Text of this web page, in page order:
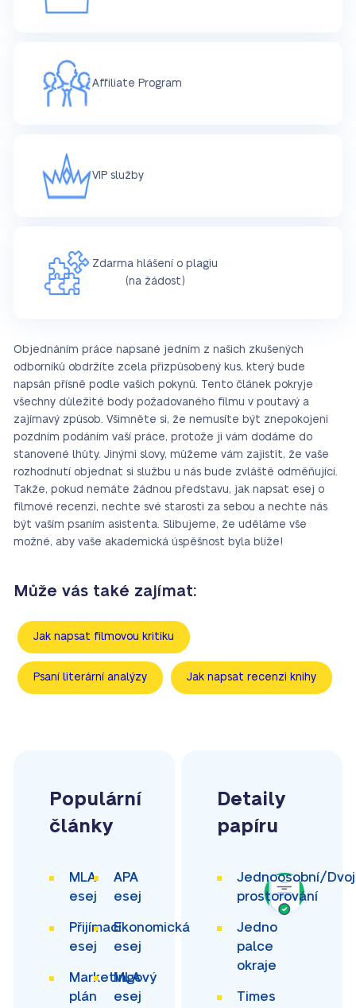
Affiliate Program
VIP služby
Zdarma hlášení o plagiu
(na žádost)
Objednáním práce napsané jedním z našich zkušených
odborníků obdržíte zcela přizpůsobený kus, který bude
napsán přísně podle vašich pokynů. Tento článek pokryje
všechny důležité body požadovaného filmu v poutavý a
zajímavý způsob. Všimněte si, že nemusíte být znepokojeni
pozdním podáním vaší práce, protože ji vám dodáme do
stanovené lhůty. Jinými slovy, můžeme vám zajistit, že vaše
rozhodnutí objednat si službu u nás bude zvláště odměňující.
Takže, pokud nemáte žádnou představu, jak napsat esej o
filmové recenzi, nechte své starosti za sebou a nechte nás
být vaším psaním asistenta. Slibujeme, že uděláme vše
možné, aby vaše akademická úspěšnost byla blíže!
Může vás také zajímat:
Jak napsat filmovou kritiku
Psaní literární analýzy Jak napsat recenzi knihy
Populární
články
MLA
esej
APA
esej
Přijímací
esej
Ekonomická
esej
Marketingový
plán
MLA
esej
Detaily
papíru
Jednoosobní/
prostorování
Jedno
palce
okraje
Times